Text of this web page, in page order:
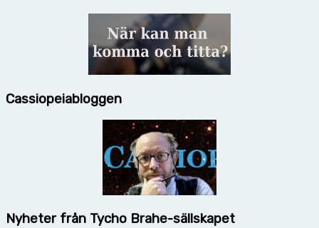
Cassiopeiabloggen
Nyheter från Tycho Brahe-sällskapet